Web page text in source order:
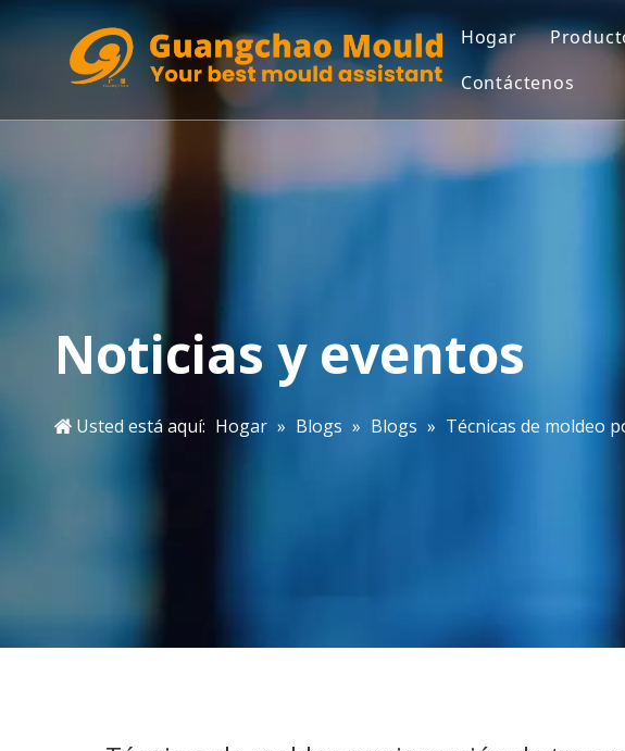
Hogar
Contáctenos
Noticias y eventos
Usted está aquí: Hogar » Blogs » Blogs » Técnicas de moldeo